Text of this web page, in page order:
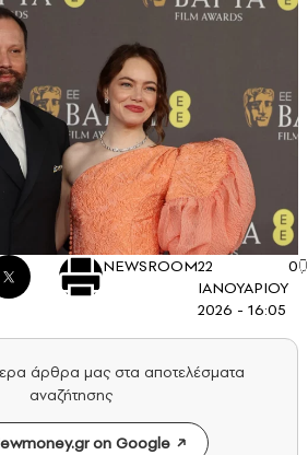
NEWSROOM22
ΙΑΝΟΥΑΡΙΟΥ
2026 - 16:05
0
άρθρα μας στα αποτελέσματα
αναζήτησης
on Google